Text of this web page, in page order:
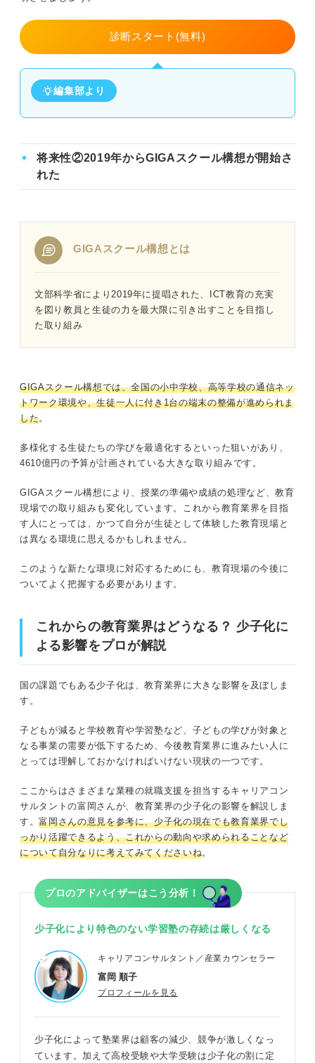
診断スタート(無料)
編集部より
将来性②2019年からGIGAスクール構想が開始さ
れた
GIGAスクール構想とは
文部科学省により2019年に提唱された、ICT教育の充実
を図り教員と生徒の力を最大限に引き出すことを目指し
た取り組み
GIGAスクール構想では、全国の小中学校、高等学校の通信ネッ
トワーク環境や、生徒一人に付き1台の端末の整備が進められま
した。
多様化する生徒たちの学びを最適化するといった狙いがあり、
4610億円の予算が計画されている大きな取り組みです。
GIGAスクール構想により、授業の準備や成績の処理など、教育
現場での取り組みも変化しています。これから教育業界を目指
す人にとっては、かつて自分が生徒として体験した教育現場と
は異なる環境に思えるかもしれません。
このような新たな環境に対応するためにも、教育現場の今後に
ついてよく把握する必要があります。
これからの教育業界はどうなる？ 少子化に
よる影響をプロが解説
国の課題でもある少子化は、教育業界に大きな影響を及ぼしま
す。
子どもが減ると学校教育や学習塾など、子どもの学びが対象と
なる事業の需要が低下するため、今後教育業界に進みたい人に
とっては理解しておかなければいけない現状の一つです。
ここからはさまざまな業種の就職支援を担当するキャリアコン
サルタントの富岡さんが、教育業界の少子化の影響を解説しま
す。富岡さんの意見を参考に、少子化の現在でも教育業界でし
っかり活躍できるよう、これからの動向や求められることなど
について自分なりに考えてみてくださいね。
プロのアドバイザーはこう分析！
少子化により特色のない学習塾の存続は厳しくなる
キャリアコンサルタント／産業カウンセラー
富岡 順子
プロフィールを見る
少子化によって塾業界は顧客の減少、競争が激しくなっ
ています。加えて高校受験や大学受験は少子化の割に定